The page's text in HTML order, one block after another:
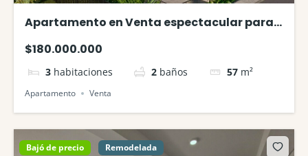
Apartamento en Venta espectacular para
$180.000.000
3 habitaciones 2 baños 57 m²
Apartamento Venta
Bajó de precio Remodelada